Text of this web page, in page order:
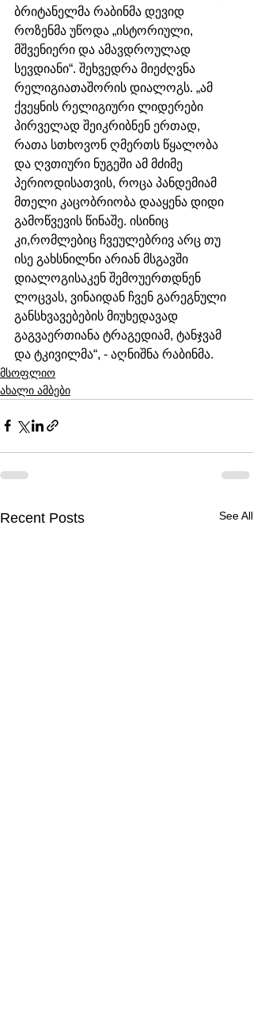
ბრიტანელმა რაბინმა დევიდ
როზენმა უწოდა „ისტორიული,
მშვენიერი და ამავდროულად
სევდიანი“. შეხვედრა მიეძღვნა
რელიგიათაშორის დიალოგს. „ამ
ქვეყნის რელიგიური ლიდერები
პირველად შეიკრიბნენ ერთად,
რათა სთხოვონ ღმერთს წყალობა
და ღვთიური ნუგეში ამ მძიმე
პერიოდისათვის, როცა პანდემიამ
მთელი კაცობრიობა დააყენა დიდი
გამოწვევის წინაშე. ისინიც
კი,რომლებიც ჩვეულებრივ არც თუ
ისე გახსნილნი არიან მსგავში
დიალოგისაკენ შემოუერთდნენ
ლოცვას, ვინაიდან ჩვენ გარეგნული
განსხვავებების მიუხედავად
გაგვაერთიანა ტრაგედიამ, ტანჯვამ
და ტკივილმა“, - აღნიშნა რაბინმა.
მსოფლიო
ახალი ამბები
Recent Posts See All